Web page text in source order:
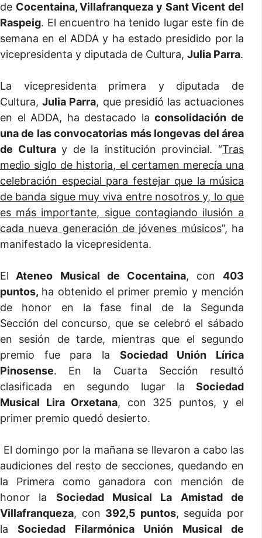
de Cocentaina, Villafranqueza y Sant Vicent del
Raspeig. El encuentro ha tenido lugar este fin de
semana en el ADDA y ha estado presidido por la
vicepresidenta y diputada de Cultura, Julia Parra.
La vicepresidenta primera y diputada de
Cultura,Julia Parra, que presidió las actuaciones
en el ADDA, ha destacado laconsolidación de
una de las convocatorias más longevas del área
de Culturay de la institución provincial. “Tras
medio siglo de historia, el certamen merecía una
celebración especial para festejar que la música
de banda sigue muy viva entre nosotros y, lo que
es más importante, sigue contagiando ilusión a
cada nueva generación de jóvenes músicos”, ha
manifestado la vicepresidenta.
El Ateneo Musical de Cocentaina, con403
puntos, ha obtenido el primer premio y mención
de honor en la
fase final de la Segunda
Sección del concurso, que se celebró el sábado
en sesión de tarde, mientras que el segundo
premio fue para la Sociedad Unión Lírica
Pinosense. En la Cuarta Sección resultó
clasificada en segundo lugar la Sociedad
Musical Lira Orxetana, con 325 puntos, y el
primer premio quedó desierto.
El domingo por la mañana se llevaron a cabo las
audiciones del resto de secciones, quedando en
la Primera como ganadora con mención de
honor la Sociedad Musical La Amistad de
Villafranqueza, con 392,5 puntos, seguida por
laSociedad Filarmónica Unión Musical de